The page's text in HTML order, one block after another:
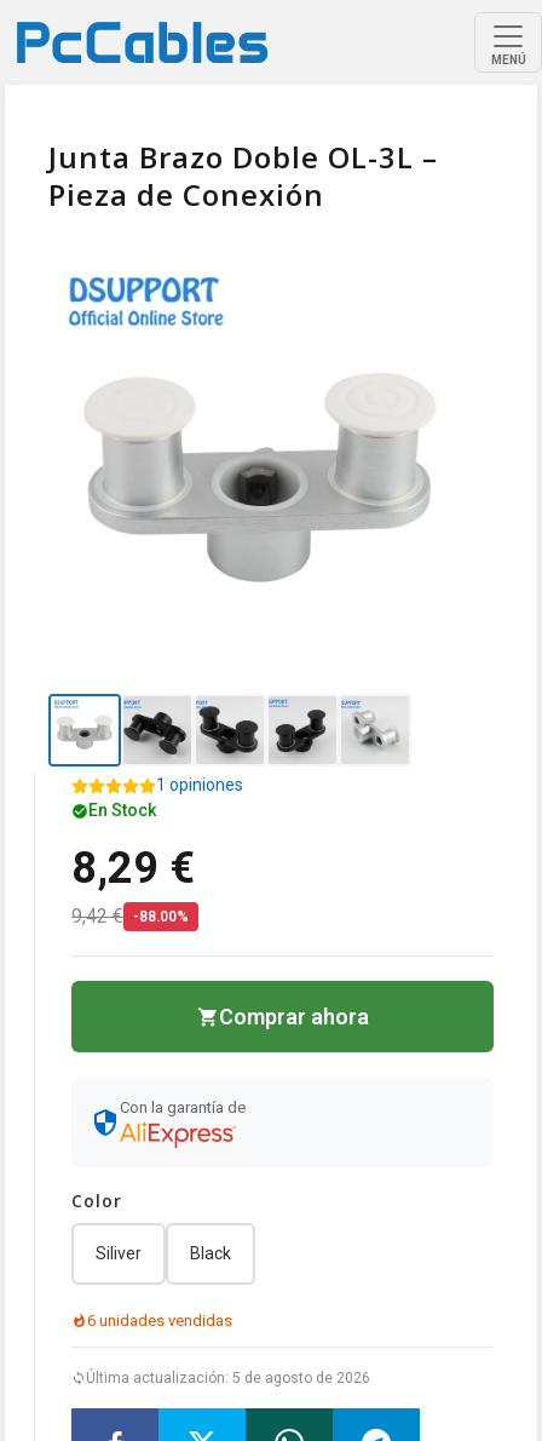
MENÚ
Junta Brazo Doble OL-3L –
Pieza de Conexión
1 opiniones
En Stock
8,29 €
9,42 € -88.00%
Comprar ahora
Con la garantía de
Color
Siliver Black
6 unidades vendidas
Última actualización: 5 de agosto de 2026